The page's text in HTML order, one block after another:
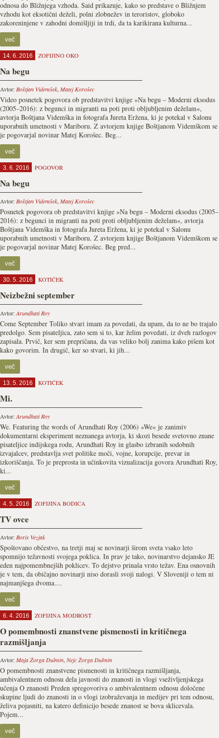
odnosa do Bližnjega vzhoda. Said prikazuje, kako so predstave o Bližnjem
vzhodu kot eksotični deželi, polni zlobnežev in teroristov, globoko
zakoreninjene v zahodni domišljiji in trdi, da ta karikirana kulturna...
več
14. 6. 2016 ZOFIJINO OKO
Na begu
Avtor: Boštjan Videmšek, Matej Korošec
Video posnetek pogovora ob predstavitvi knjige »Na begu – Moderni eksodus
(2005–2016): z begunci in migranti na poti proti obljubljenim deželam«,
avtorja Boštjana Videmška in fotografa Jureta Eržena, ki je potekal v Salonu
uporabnih umetnosti v Mariboru. Z avtorjem knjige Boštjanom Videmškom se
je pogovarjal novinar Matej Korošec. Beg...
več
3. 6. 2016 POGOVOR
Na begu
Avtor: Boštjan Videmšek, Matej Korošec
Posnetek pogovora ob predstavitvi knjige »Na begu – Moderni eksodus (2005–
2016): z begunci in migranti na poti proti obljubljenim deželam«, avtorja
Boštjana Videmška in fotografa Jureta Eržena, ki je potekal v Salonu
uporabnih umetnosti v Mariboru. Z avtorjem knjige Boštjanom Videmškom se
je pogovarjal novinar Matej Korošec. Beg pred...
več
30. 5. 2016 KOTIČEK
Neizbežni september
Avtor:Arundhati Roy
Come September Toliko stvari imam za povedati, da upam, da to ne bo trajalo
predolgo. Sem pisateljica, zato sem si to, kar želim povedati, iz dveh razlogov
zapisala. Prvič, ker sem prepričana, da vas veliko bolj zanima kako pišem kot
kako govorim. In drugič, ker so stvari, ki jih...
več
13. 5. 2016 KOTIČEK
Mi.
Avtor:Arundhati Roy
We. Featuring the words of Arundhati Roy (2006) »We« je zanimiv
dokumentarni eksperiment neznanega avtorja, ki skozi besede svetovno znane
pisateljice indijskega rodu, Arundhati Roy in glasbo izbranih sodobnih
izvajalcev, predstavlja svet politike moči, vojne, korupcije, prevar in
izkoriščanja. To je preprosta in učinkovita vizualizacija govora Arundhati Roy,
ki...
več
4. 5. 2016 ZOFIJINA BODICA
TV ovce
Avtor: Boris Vezjak
Spoštovano občestvo, na tretji maj se novinarji širom sveta vsako leto
spomnijo težavnosti svojega poklica. In prav je tako, novinarstvo dejansko JE
eden najpomembnejših poklicev. To dejstvo prinaša vrsto težav. Ena osnovnih
je v tem, da običajno novinarji niso dorasli svoji nalogi. V Sloveniji o tem ni
najmanjšega dvoma....
več
6. 4. 2016 ZOFIJINA MODROST
O pomembnosti znanstvene pismenosti in kritičnega
razmišljanja
Avtor:Maja Žorga Dulmin, Nejc Žorga Dulmin
O pomembnosti znanstvene pismenosti in kritičnega razmišljanja,
ambivalentnem odnosu dela javnosti do znanosti in vlogi vseživljenjskega
učenja O znanosti Preden spregovoriva o ambivalentnem odnosu določene
skupine ljudi do znanosti in o vlogi izobraževanja in medijev pri tem odnosu,
želiva pojasniti, na katero definicijo besede znanost se bova sklicevala.
Pojem...
več